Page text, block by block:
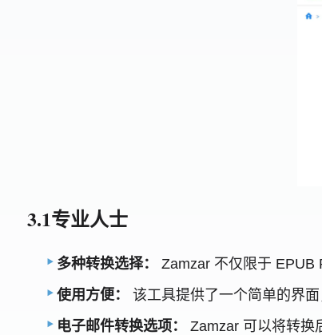
3.1专业人士
多种转换选择：
Zamzar 不仅限于 EPUB
使用方便：
该工具提供了一个简单的界面
电子邮件转换选项：
Zamzar 可以将转换